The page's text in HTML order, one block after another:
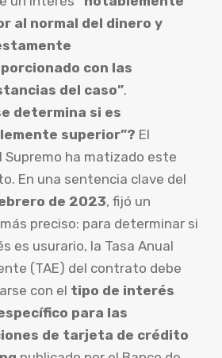
al normal del dinero y
con las
del caso”.
determina si es
superior”? El
Supremo ha matizado este
En una sentencia clave del
de 2023, fijó un
preciso: para determinar si
es usurario, la Tasa Anual
(TAE) del contrato debe
con el tipo de interés
para las
de tarjeta de crédito